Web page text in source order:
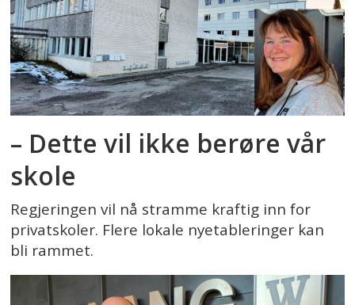
– Dette vil ikke berøre vår
skole
Regjeringen vil nå stramme kraftig inn for
privatskoler. Flere lokale nyetableringer kan
bli rammet.